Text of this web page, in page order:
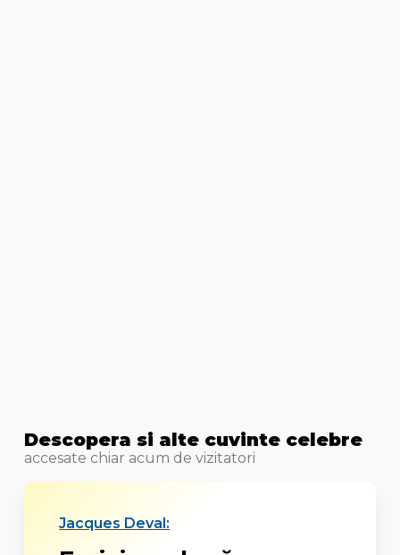
Descopera si alte cuvinte celebre
accesate chiar acum de vizitatori
Jacques Deval: